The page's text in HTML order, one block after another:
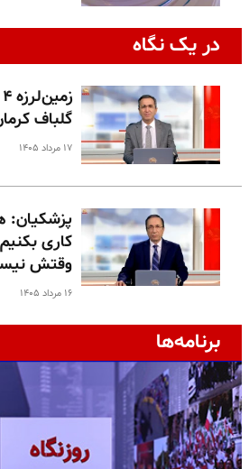
در یک نگاه
گلباف
۱۷ مرداد ۱۴۰۵
پزشکیان:
کاری
وقتش
۱۶ مرداد ۱۴۰۵
برنامه‌ها